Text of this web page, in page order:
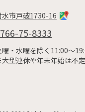
水市戸破1730-16
75-8333
曜・水曜を除く11:00〜
型連休や年末年始は不